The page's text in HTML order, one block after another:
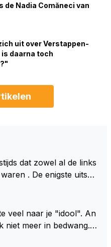
de Nadia Comăneci van
uit over Verstappen-
daarna toch
dat zowel al de links
. De enigste uitspr
uitlaat gassen inade
dat de F1 motor schone
denk echt niet dat de
veel naar je "idool". An
meer in bedwang. Zi